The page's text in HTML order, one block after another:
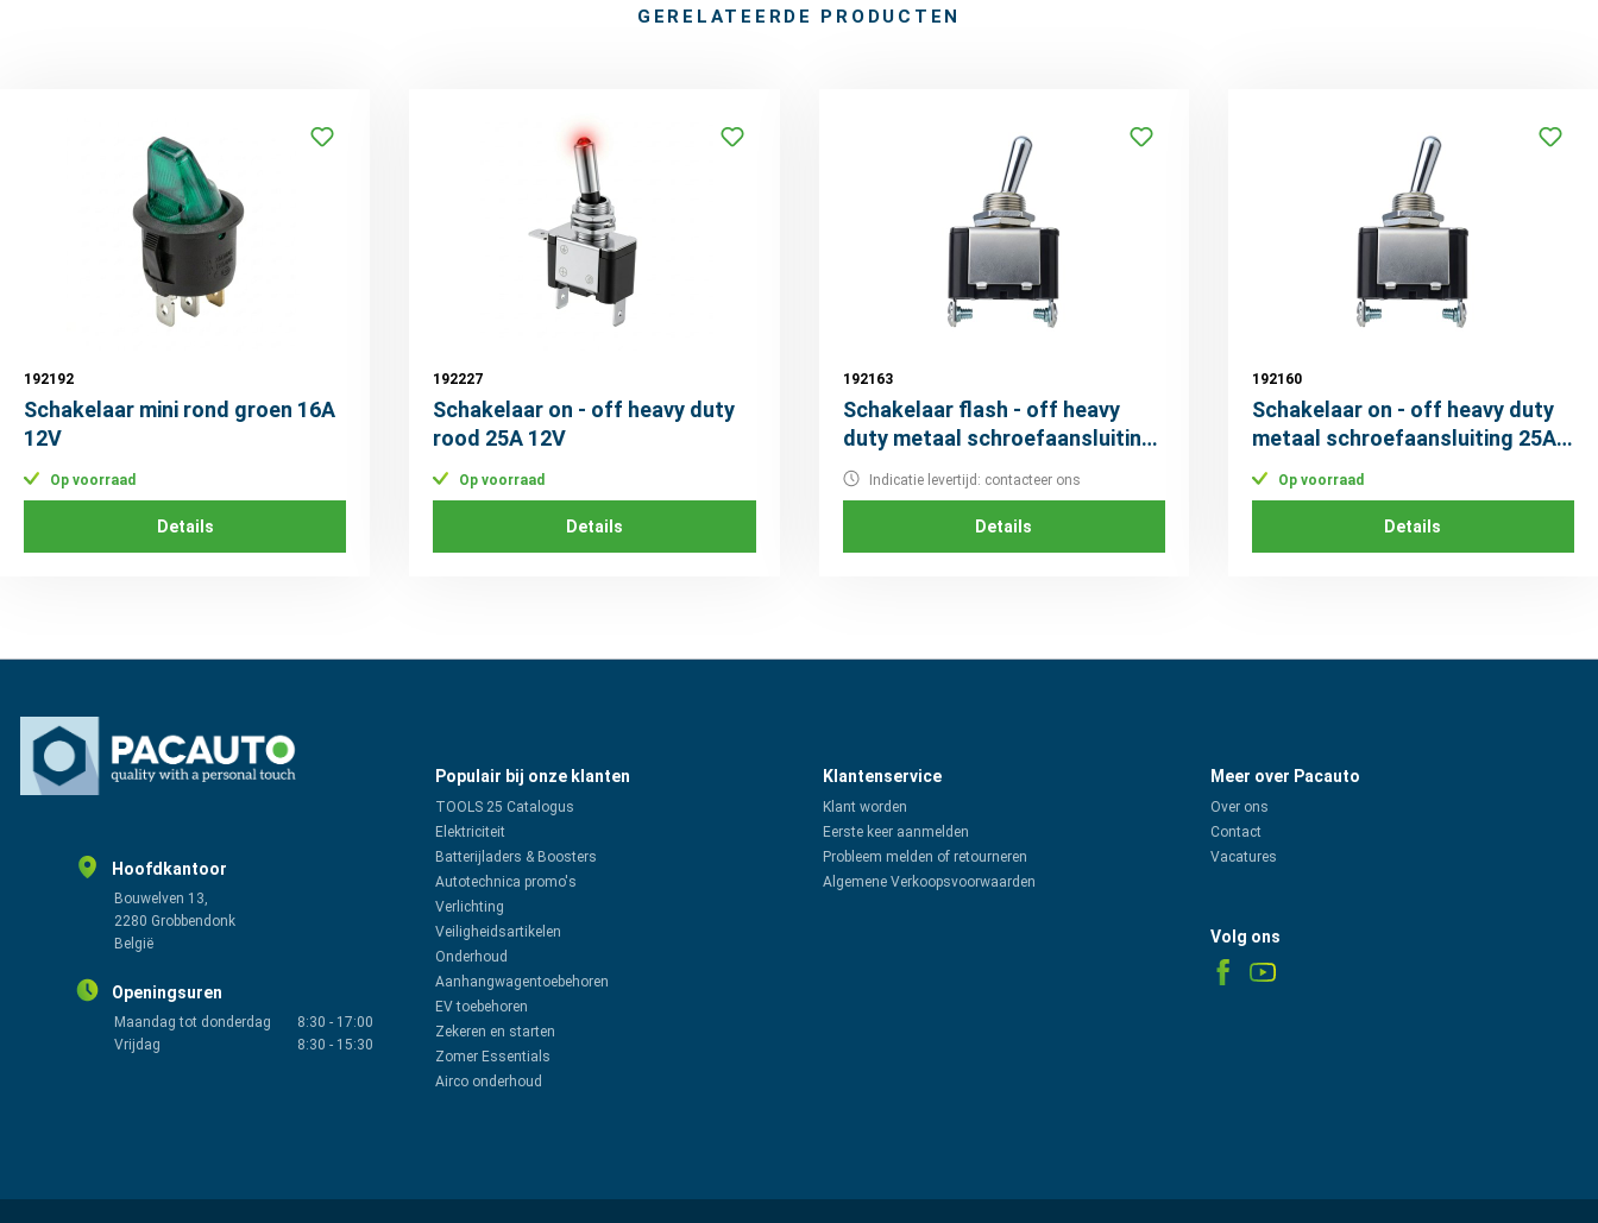
GERELATEERDE PRODUCTEN
192192
Schakelaar mini rond groen 16A
12V
Op voorraad
Details
192227
Schakelaar on - off heavy duty
rood 25A 12V
Op voorraad
Details
192163
Schakelaar flash - off heavy
duty metaal schroefaansluiting
25A 12V
Indicatie levertijd: contacteer ons
Details
192160
Schakelaar on - off heavy duty
metaal schroefaansluiting 25A
12V
Op voorraad
Details
Hoofdkantoor
Bouwelven 13,
2280 Grobbendonk
België
Openingsuren
Maandag tot donderdag 8:30 - 17:00
Vrijdag
8:30 - 15:30
Populair bij onze klanten
TOOLS 25 Catalogus
Elektriciteit
Batterijladers & Boosters
Autotechnica promo's
Verlichting
Veiligheidsartikelen
Onderhoud
Aanhangwagentoebehoren
EV toebehoren
Zekeren en starten
Zomer Essentials
Airco onderhoud
Klantenservice
Klant worden
Eerste keer aanmelden
Probleem melden of retourneren
Algemene Verkoopsvoorwaarden
Meer over Pacauto
Over ons
Contact
Vacatures
Volg ons